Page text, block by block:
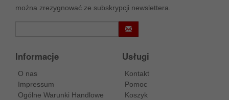
można zrezygnować ze subskrypcji newslettera.
Informacje
O nas
Impressum
Ogólne Warunki Handlowe
Usługi
Kontakt
Pomoc
Koszyk